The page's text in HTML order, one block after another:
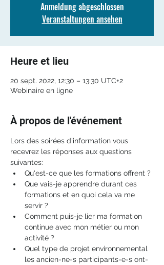
Anmeldung abgeschlossen
Veranstaltungen ansehen
Heure et lieu
20 sept. 2022, 12:30 – 13:30 UTC+2
Webinaire en ligne
À propos de l'événement
Lors des soirées d'information vous
recevrez les réponses aux questions
suivantes:
Qu'est-ce que les formations offrent ?
Que vais-je apprendre durant ces
formations et en quoi cela va me
servir ?
Comment puis-je lier ma formation
continue avec mon métier ou mon
activité ?
Quel type de projet environnemental
les ancien-ne-s participants-e-s ont-